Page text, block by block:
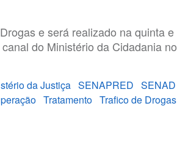
e será realizado na quinta e
do Ministério da Cidadania no
da Justiça SENAPRED SENAD
Tratamento Trafico de Drogas